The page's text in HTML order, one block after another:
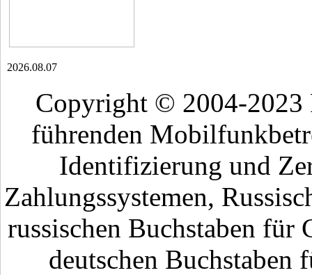
2026.08.07
Copyright © 2004-
führenden
Identifizierung und
Zahlungssystemen,
russischen Buchstaben für
deutschen Buchstaben